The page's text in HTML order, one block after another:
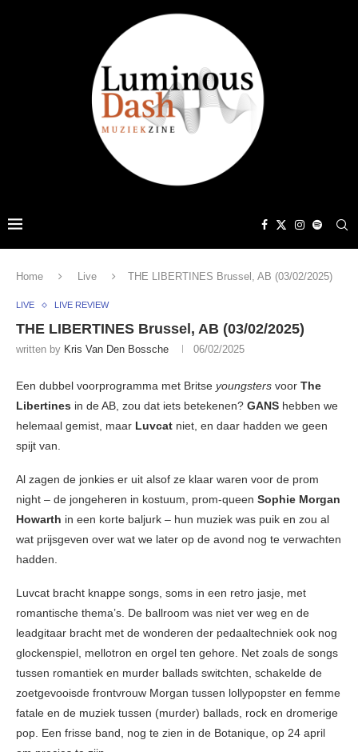
Home Live THE LIBERTINES Brussel, AB (03/02/2025)
LIVE LIVE REVIEW
THE LIBERTINES Brussel, AB (03/02/2025)
written by Kris Van Den Bossche 06/02/2025
Een dubbel voorprogramma met Britse youngsters voor The
Libertines in de AB, zou dat iets betekenen? GANS hebben we
helemaal gemist, maar Luvcat niet, en daar hadden we geen
spijt van.
Al zagen de jonkies er uit alsof ze klaar waren voor de prom
night – de jongeheren in kostuum, prom-queen Sophie Morgan
Howarth in een korte baljurk – hun muziek was puik en zou al
wat prijsgeven over wat we later op de avond nog te verwachten
hadden.
Luvcat bracht knappe songs, soms in een retro jasje, met
romantische thema’s. De ballroom was niet ver weg en de
leadgitaar bracht met de wonderen der pedaaltechniek ook nog
glockenspiel, mellotron en orgel ten gehore. Net zoals de songs
tussen romantiek en murder ballads switchten, schakelde de
zoetgevooisde frontvrouw Morgan tussen lollypopster en femme
fatale en de muziek tussen (murder) ballads, rock en dromerige
pop. Een frisse band, nog te zien in de Botanique, op 24 april